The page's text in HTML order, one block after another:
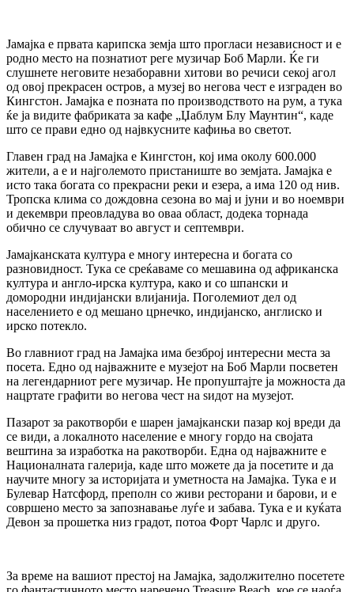
Јамајка е првата карипска земја што прогласи независност и е
родно место на познатиот реге музичар Боб Марли. Ќе ги
слушнете неговите незаборавни хитови во речиси секој агол
од овој прекрасен остров, а музеј во негова чест е изграден во
Кингстон. Јамајка е позната по производството на рум, а тука
ќе ја видите фабриката за кафе „Џаблум Блу Маунтин“, каде
што се прави едно од највкусните кафиња во светот.
Главен град на Јамајка е Кингстон, кој има околу 600.000
жители, а е и најголемото пристаниште во земјата. Јамајка е
исто така богата со прекрасни реки и езера, а има 120 од нив.
Тропска клима со дождовна сезона во мај и јуни и во ноември
и декември преовладува во оваа област, додека торнада
обично се случуваат во август и септември.
Јамајканската култура е многу интересна и богата со
разновидност. Тука се среќаваме со мешавина од африканска
култура и англо-ирска култура, како и со шпански и
домородни индијански влијанија. Поголемиот дел од
населението е од мешано црнечко, индијанско, англиско и
ирско потекло.
Во главниот град на Јамајка има безброј интересни места за
посета. Едно од најважните е музејот на Боб Марли посветен
на легендарниот реге музичар. Не пропуштајте ја можноста да
нацртате графити во негова чест на ѕидот на музејот.
Пазарот за ракотворби е шарен јамајкански пазар кој вреди да
се види, а локалното население е многу гордо на својата
вештина за изработка на ракотворби. Една од најважните е
Националната галерија, каде што можете да ја посетите и да
научите многу за историјата и уметноста на Јамајка. Тука е и
Булевар Натсфорд, преполн со живи ресторани и барови, и е
совршено место за запознавање луѓе и забава. Тука е и куќата
Девон за прошетка низ градот, потоа Форт Чарлс и друго.
За време на вашиот престој на Јамајка, задолжително посетете